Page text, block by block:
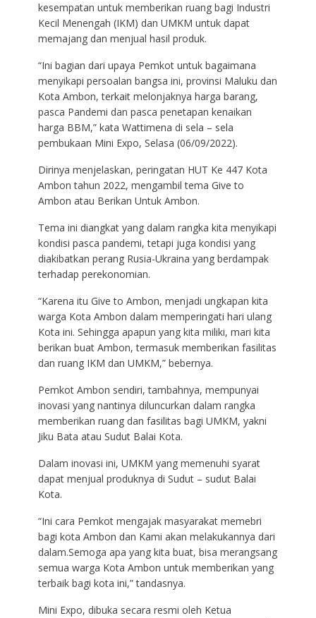
kesempatan untuk memberikan ruang bagi Industri
Kecil Menengah (IKM) dan UMKM untuk dapat
memajang dan menjual hasil produk.
“Ini bagian dari upaya Pemkot untuk bagaimana
menyikapi persoalan bangsa ini, provinsi Maluku dan
Kota Ambon, terkait melonjaknya harga barang,
pasca Pandemi dan pasca penetapan kenaikan
harga BBM,” kata Wattimena di sela – sela
pembukaan Mini Expo, Selasa (06/09/2022).
Dirinya menjelaskan, peringatan HUT Ke 447 Kota
Ambon tahun 2022, mengambil tema Give to
Ambon atau Berikan Untuk Ambon.
Tema ini diangkat yang dalam rangka kita menyikapi
kondisi pasca pandemi, tetapi juga kondisi yang
diakibatkan perang Rusia-Ukraina yang berdampak
terhadap perekonomian.
“Karena itu Give to Ambon, menjadi ungkapan kita
warga Kota Ambon dalam memperingati hari ulang
Kota ini. Sehingga apapun yang kita miliki, mari kita
berikan buat Ambon, termasuk memberikan fasilitas
dan ruang IKM dan UMKM,” bebernya.
Pemkot Ambon sendiri, tambahnya, mempunyai
inovasi yang nantinya diluncurkan dalam rangka
memberikan ruang dan fasilitas bagi UMKM, yakni
Jiku Bata atau Sudut Balai Kota.
Dalam inovasi ini, UMKM yang memenuhi syarat
dapat menjual produknya di Sudut – sudut Balai
Kota.
“Ini cara Pemkot mengajak masyarakat memebri
bagi kota Ambon dan Kami akan melakukannya dari
dalam.Semoga apa yang kita buat, bisa merangsang
semua warga Kota Ambon untuk memberikan yang
terbaik bagi kota ini,” tandasnya.
Mini Expo, dibuka secara resmi oleh Ketua